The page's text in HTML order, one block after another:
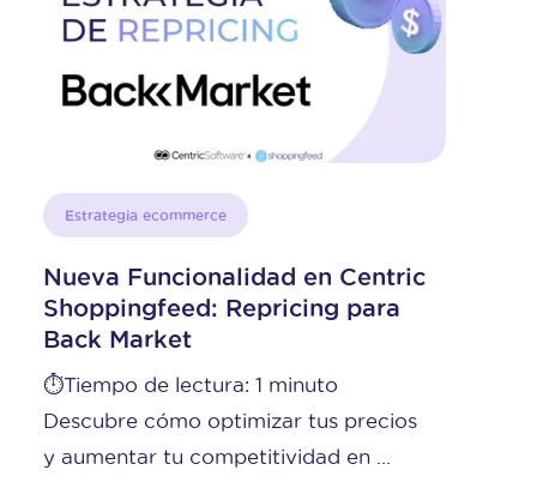
en Centric
Repricing para
1 minuto
optimizar tus precios
en ...
¿Qué
adecuados
vender en